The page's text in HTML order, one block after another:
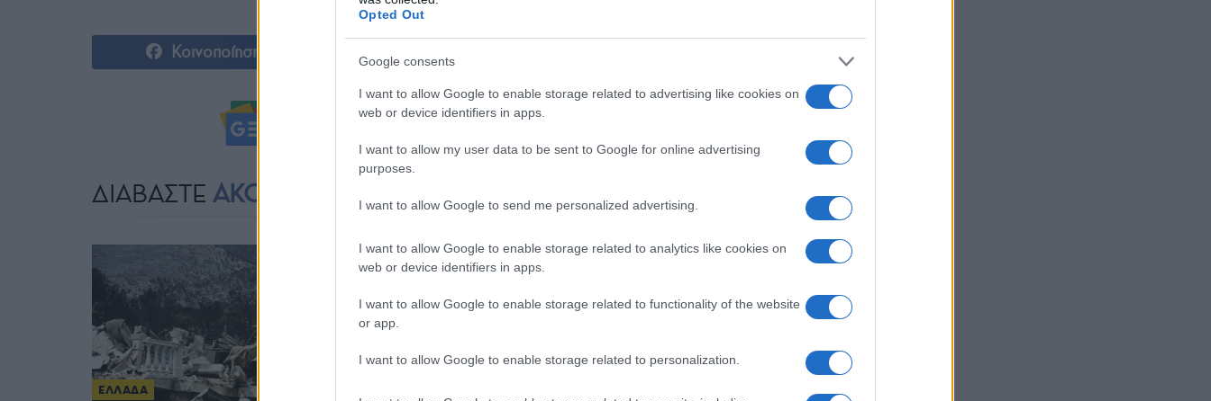
Opted Out
Google consents
I want to allow Google to enable storage related to advertising like cookies on
web or device identifiers in apps.
I want to allow my user data to be sent to Google for online advertising
purposes.
I want to allow Google to send me personalized advertising.
I want to allow Google to enable storage related to analytics like cookies on
web or device identifiers in apps.
I want to allow Google to enable storage related to functionality of the website
or app.
I want to allow Google to enable storage related to personalization.
Κοινοποίηση
Ακολουθήστε μας στοGoogle News
ΔΙΑΒΑΣΤΕ ΑΚΟΜΗ
ΕΛΛΑΔΑ